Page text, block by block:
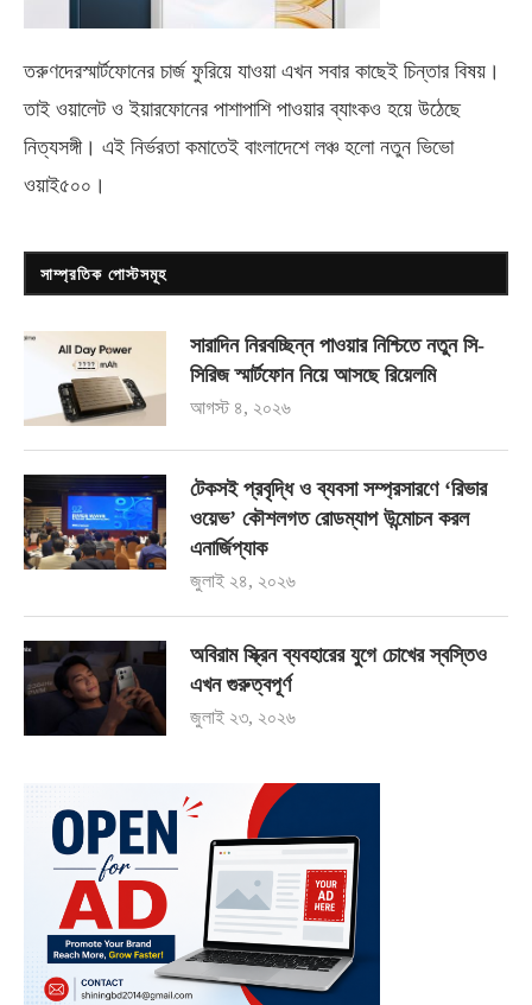
তরুণদেরস্মার্টফোনের চার্জ ফুরিয়ে যাওয়া এখন সবার কাছেই চিন্তার বিষয়।
তাই ওয়ালেট ও ইয়ারফোনের পাশাপাশি পাওয়ার ব্যাংকও হয়ে উঠেছে
নিত্যসঙ্গী। এই নির্ভরতা কমাতেই বাংলাদেশে লঞ্চ হলো নতুন ভিভো
ওয়াই৫০০ ।
সাম্প্রতিক পোস্টসমূহ
সারাদিন নিরবচ্ছিন্ন পাওয়ার নিশ্চিতে নতুন সি-
সিরিজ স্মার্টফোন নিয়ে আসছে রিয়েলমি
আগস্ট ৪, ২০২৬
টেকসই প্রবৃদ্ধি ও ব্যবসা সম্প্রসারণে ‘রিভার
ওয়েভ’ কৌশলগত রোডম্যাপ উন্মোচন করল
এনার্জিপ্যাক
জুলাই ২৪, ২০২৬
অবিরাম স্ক্রিন ব্যবহারের যুগে চোখের স্বস্তিও
এখন গুরুত্বপূর্ণ
জুলাই ২৩, ২০২৬